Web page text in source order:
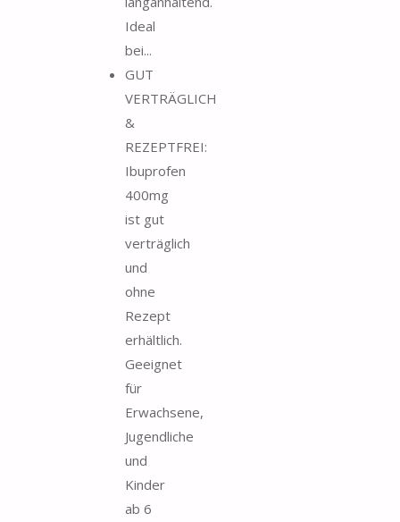
Ideal
bei...
GUT
VERTRÄGLICH
&
REZEPTFREI:
Ibuprofen
400mg
ist gut
verträglich
und
ohne
Rezept
erhältlich.
Geeignet
für
Erwachsene,
Jugendliche
und
Kinder
ab 6